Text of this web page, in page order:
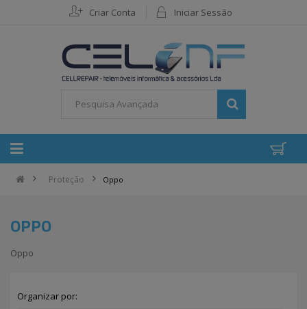
Criar Conta Iniciar Sessão
Proteção Oppo
OPPO
Oppo
Organizar por: